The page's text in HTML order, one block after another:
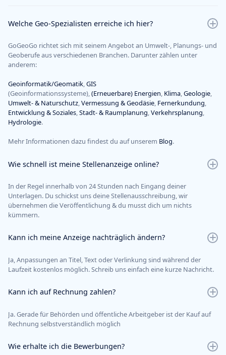
Welche Geo-Spezialisten erreiche ich hier?
GoGeoGo richtet sich mit seinem Angebot an Umwelt-, Planungs- und
Geoberufe aus verschiedenen Branchen. Darunter zählen unter
anderem:
Geoinformatik/Geomatik,GIS
(Geoinformationssysteme),(Erneuerbare) Energien, Klima,Geologie,
Umwelt- & Naturschutz,Vermessung & Geodäsie, Fernerkundung,
Entwicklung & Soziales,Stadt- & Raumplanung,Verkehrsplanung,
Hydrologie.
Mehr Informationen dazu findest du auf unserem Blog.
Wie schnell ist meine Stellenanzeige online?
In der Regel innerhalb von 24 Stunden nach Eingang deiner
Unterlagen. Du schickst uns deine Stellenausschreibung, wir
übernehmen die Veröffentlichung & du musst dich um nichts
kümmern.
Kann ich meine Anzeige nachträglich ändern?
Ja, Anpassungen an Titel, Text oder Verlinkung sind während der
Laufzeit kostenlos möglich. Schreib uns einfach eine kurze Nachricht.
Kann ich auf Rechnung zahlen?
Ja. Gerade für Behörden und öffentliche Arbeitgeber ist der Kauf auf
Rechnung selbstverständlich möglich
Wie erhalte ich die Bewerbungen?